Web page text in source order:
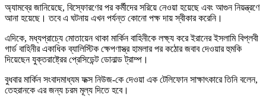
অ্যামব্রে জানিয়েছে, বিস্ফোরণের পর কর্মীদের সরিয়ে নেওয়া হয়েছে এবং আগুন নিয়ন্ত্রণে
আনা হয়েছে। তবে এ ঘটনায় এখন পর্যন্ত কোনো পক্ষ দায় স্বীকার করেনি।
এদিকে, মধ্যপ্রাচ্যে মোতায়েন থাকা মার্কিন বাহিনীকে লক্ষ্য করে ইরানের ইসলামি বিপ্লবী
গার্ড বাহিনীর একাধিক ব্যালিস্টিক ক্ষেপণাস্ত্র হামলার পর কঠোর জবাব দেওয়ার হুমকি
দিয়েছেন যুক্তরাষ্ট্রের প্রেসিডেন্ট ডোনাল্ড ট্রাম্প।
বুধবার মার্কিন সংবাদমাধ্যম ফক্স নিউজ-কে দেওয়া এক টেলিফোন সাক্ষাৎকারে তিনি বলেন,
তেহরানকে এর জন্য চরম মূল্য দিতে হবে।